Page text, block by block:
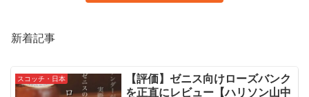
新着記事
スコッチ・日本
【評価】ゼニス向けローズバンク
を正直にレビュー【ハリソン山中